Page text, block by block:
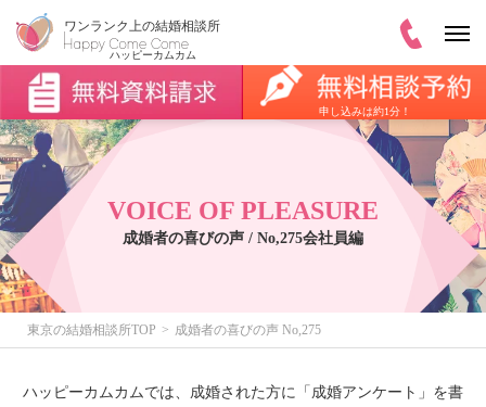
申し込みは約1分！
VOICE OF PLEASURE
成婚者の喜びの声 / No,275会社員編
東京の結婚相談所TOP 成婚者の喜びの声 No,275
ハッピーカムカムでは、成婚された方に「成婚アンケート」を書